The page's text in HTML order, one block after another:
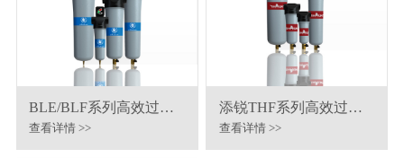
BLE/BLF系列高效过滤
器
查看详情 >>
添锐THF系列高效过滤
器
查看详情 >>